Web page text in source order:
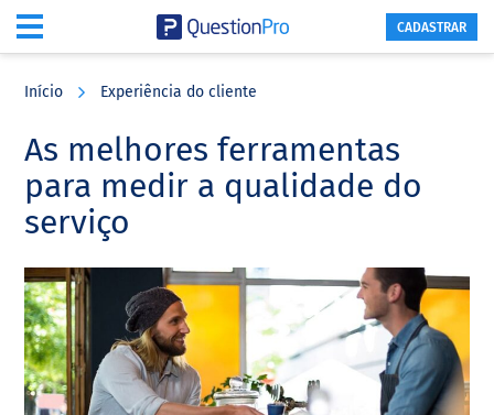
content
sidebar
CADASTRAR
Início Experiência do cliente
As melhores ferramentas
para medir a qualidade do
serviço